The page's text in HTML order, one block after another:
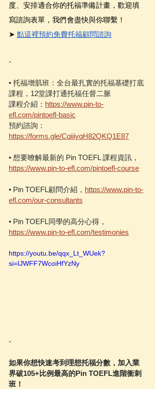
度、安排適合你的托福準備計畫，歡迎填
寫諮詢表單，我們會盡快與你聯繫！
➤ 點這裡預約免費托福顧問諮詢
-
• 托福增肌班：全台最扎實的托福基礎打底
課程，12堂課打通托福任督二脈
課程介紹： https://www.pin-to-
efl.com/pintoefl-basic
預約諮詢：
https://forms.gle/CqiiiyqH82QKQ1E87
• 想要暸解最新的 Pin TOEFL 課程資訊，
https://www.pin-to-efl.com/pintoefl-course
• Pin TOEFL顧問介紹， https://www.pin-to-
efl.com/our-consultants
• Pin TOEFL同學的高分心得，
https://www.pin-to-efl.com/testimonies
https://youtu.be/qqx_Lt_WUek?
si=IJWFF7WcoiHfYzNy
-
如果你想快速考到理想托福分數，加入業
界破105+比例最高的Pin TOEFL進階衝刺
班！